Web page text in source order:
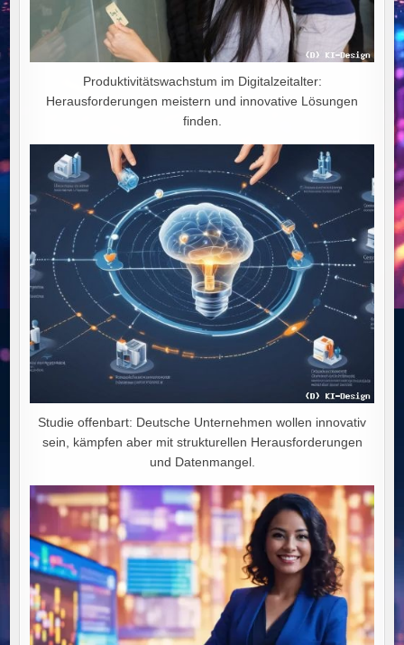
Produktivitätswachstum im Digitalzeitalter:
Herausforderungen meistern und innovative Lösungen
finden.
Studie offenbart: Deutsche Unternehmen wollen innovativ
sein, kämpfen aber mit strukturellen Herausforderungen
und Datenmangel.